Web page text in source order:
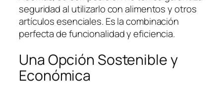
seguridad al utilizarlo con alimentos y otros
artículos esenciales. Es la combinación
perfecta de funcionalidad y eficiencia.
Una Opción Sostenible y
Económica